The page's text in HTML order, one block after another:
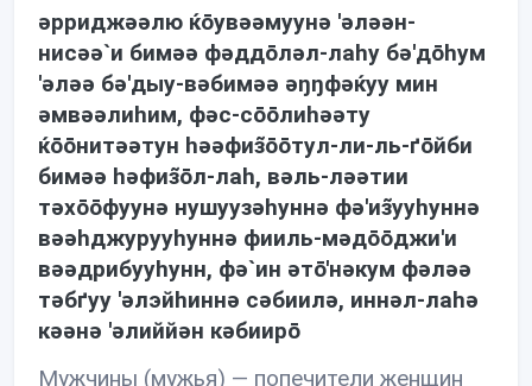
əрриджəəлю ќōувəəмуунə 'əлəəн-
нисəə`и бимəə фəддōлəл-лаhу бə'дōhум
'əлəə бə'дыу-вəбимəə əŋŋфəќуу мин
əмвəəлиhим, фəс-сōōлиhəəту
ќōōнитəəтун həəфиз̃ōōтул-ли-ль-ґōйби
бимəə həфиз̃ōл-лаh, вəль-лəəтии
тəхōōфуунə нушуузəhуннə фə'из̃ууhуннə
вəəhджурууhуннə фииль-мəдōōджи'и
вəəдрибууhунн, фə`ин əтō'нəкум фəлəə
тəбґуу 'əлэйhиннə сəбиилə, иннəл-лаhə
кəəнə 'əлиййəн кəбиирō
Мужчины (мужья) — попечители женщин